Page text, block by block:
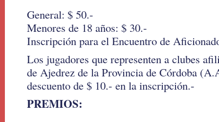
General: $ 50.-
Menores de 18 años: $ 30.-
Inscripción para el Encuentro de
Los jugadores que representen a clubes
de Ajedrez de la Provincia de Córdoba
descuento de $ 10.- en la inscripción.-
PREMIOS: